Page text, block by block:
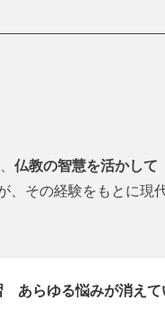
仏教の智慧を活かして
、その経験をもとに現
あらゆる悩みが消えて